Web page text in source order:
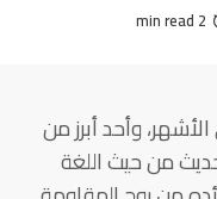
2 min read
وأحد أبرز من
من حيث اللغة